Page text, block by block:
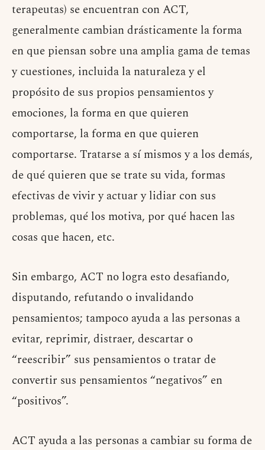
terapeutas) se encuentran con ACT,
generalmente cambian drásticamente la forma
en que piensan sobre una amplia gama de temas
y cuestiones, incluida la naturaleza y el
propósito de sus propios pensamientos y
emociones, la forma en que quieren
comportarse, la forma en que quieren
comportarse. Tratarse a sí mismos y a los demás,
de qué quieren que se trate su vida, formas
efectivas de vivir y actuar y lidiar con sus
problemas, qué los motiva, por qué hacen las
cosas que hacen, etc.
Sin embargo, ACT no logra esto desafiando,
disputando, refutando o invalidando
pensamientos; tampoco ayuda a las personas a
evitar, reprimir, distraer, descartar o
“reescribir” sus pensamientos o tratar de
convertir sus pensamientos “negativos” en
“positivos”.
ACT ayuda a las personas a cambiar su forma de